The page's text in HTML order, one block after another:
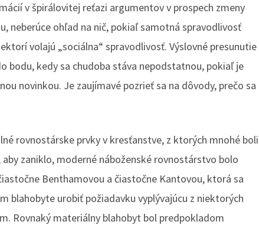
v špirálovitej reťazi argumentov v prospech zmeny
neberúce ohľad na nič, pokiaľ samotná spravodlivosť
volajú „sociálna“ spravodlivosť. Výslovné presunutie
bodu, kedy sa chudoba stáva nepodstatnou, pokiaľ je
novinkou. Je zaujímavé pozrieť sa na dôvody, prečo sa
rovnostárske prvky v kresťanstve, z ktorých mnohé boli
zaniklo, moderné náboženské rovnostárstvo bolo
Benthamovou a čiastočne Kantovou, ktorá sa
blahobyte urobiť požiadavku vyplývajúcu z niektorých
Rovnaký materiálny blahobyt bol predpokladom